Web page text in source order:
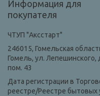
Информация для
покупателя
ЧТУП "Аксстарт"
246015, Гомельская
Гомель, ул. Лепешинского,
пом. 43
Дата регистрации в
реестре/Реестре бытовых